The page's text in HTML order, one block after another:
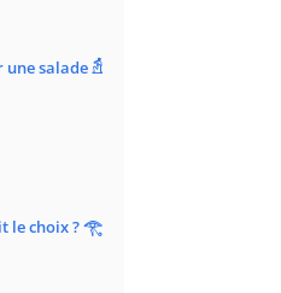
une salade 𓁣
le choix ? 𓂀